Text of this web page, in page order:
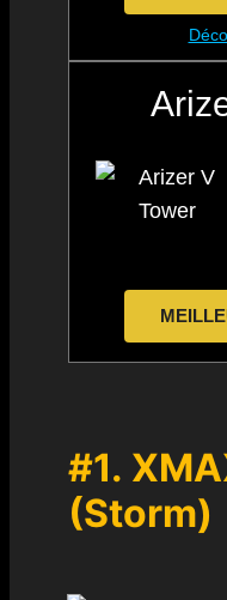
#1.
(Storm)